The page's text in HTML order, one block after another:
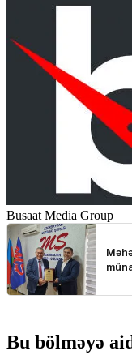
Busaat Media Group
Bu bölməyə